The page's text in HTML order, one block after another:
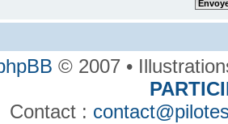
© 2007 •
Contact :